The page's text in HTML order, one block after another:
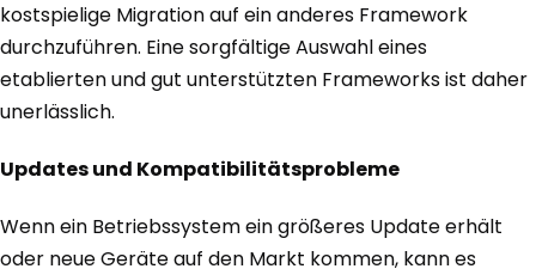
kostspielige Migration auf ein anderes Framework
durchzuführen. Eine sorgfältige Auswahl eines
etablierten und gut unterstützten Frameworks ist daher
unerlässlich.
Updates und Kompatibilitätsprobleme
Wenn ein Betriebssystem ein größeres Update erhält
oder neue Geräte auf den Markt kommen, kann es